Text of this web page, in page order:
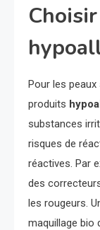
Pour les
produits
substances
risques de
réactives. Par
des
les rougeurs.
maquillage bio